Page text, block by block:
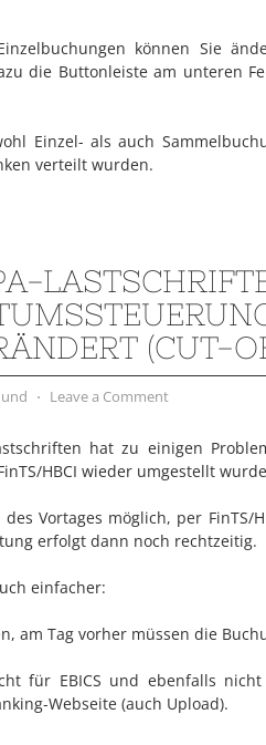
können Sie
die Buttonleiste am unteren
Einzel- als auch
verteilt wurden.
(CUT-
⋅ Leave a Comment
hat zu einigen
HBCI wieder umgestellt
Vortages möglich, per FinTS/
erfolgt dann noch rechtzeitig.
einfacher:
am Tag vorher müssen die
für EBICS und ebenfalls
Webseite (auch Upload).